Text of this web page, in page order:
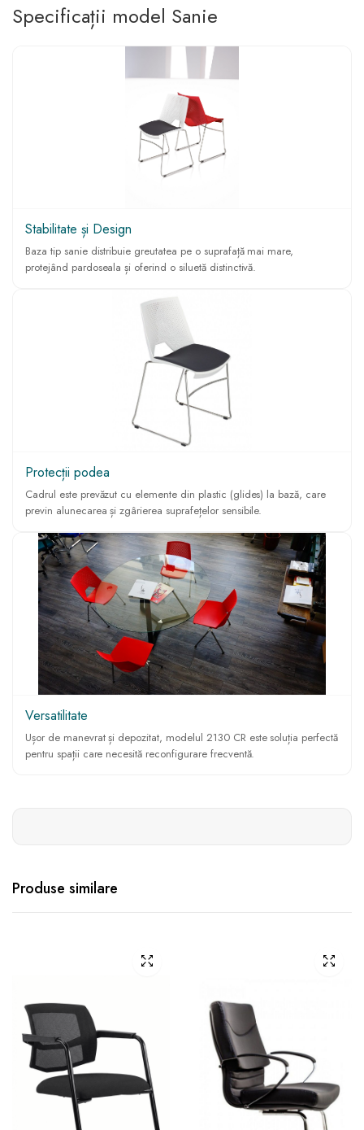
Specificații model Sanie
Stabilitate și Design
Baza tip sanie distribuie greutatea pe o suprafață mai mare,
protejând pardoseala și oferind o siluetă distinctivă.
Protecții podea
Cadrul este prevăzut cu elemente din plastic (glides) la bază, care
previn alunecarea și zgârierea suprafețelor sensibile.
Versatilitate
Ușor de manevrat și depozitat, modelul 2130 CR este soluția perfectă
pentru spații care necesită reconfigurare frecventă.
Produse similare